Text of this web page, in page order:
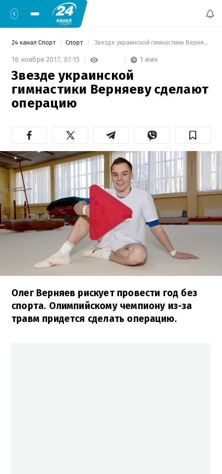
24 канал Спорт Спорт Звезде украинской гимнастики Верняеву сделают операцию
16 ноября 2017, 07:15 1 мин
Звезде украинской
гимнастики Верняеву сделают
операцию
Олег Верняев рискует провести год без
спорта. Олимпийскому чемпиону из-за
травм придется сделать операцию.